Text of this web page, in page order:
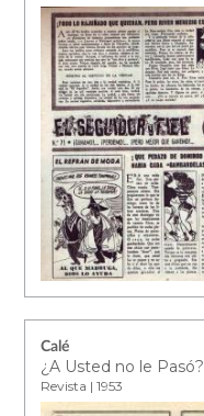
Calé
¿A Usted no le Pasó?
Revista | 1953